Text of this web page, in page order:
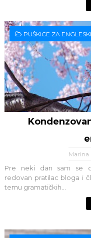
PUŠKICE ZA ENGLESKI
Marina
Pre neki dan sam se
redovan pratilac bloga i
temu gramatičkih...